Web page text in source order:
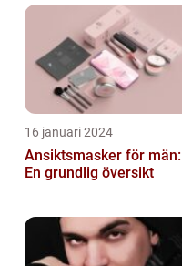
näring åt hud...
16 januari 2024
Ansiktsmasker för män:
En grundlig översikt